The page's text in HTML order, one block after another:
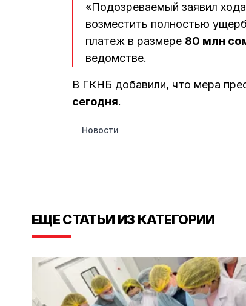
«Подозреваемый заявил
возместить полностью
платеж в размере 80 млн
ведомстве.
В ГКНБ добавили, что мера
сегодня.
Новости
ЕЩЕ СТАТЬИ ИЗ КАТЕГОРИИ